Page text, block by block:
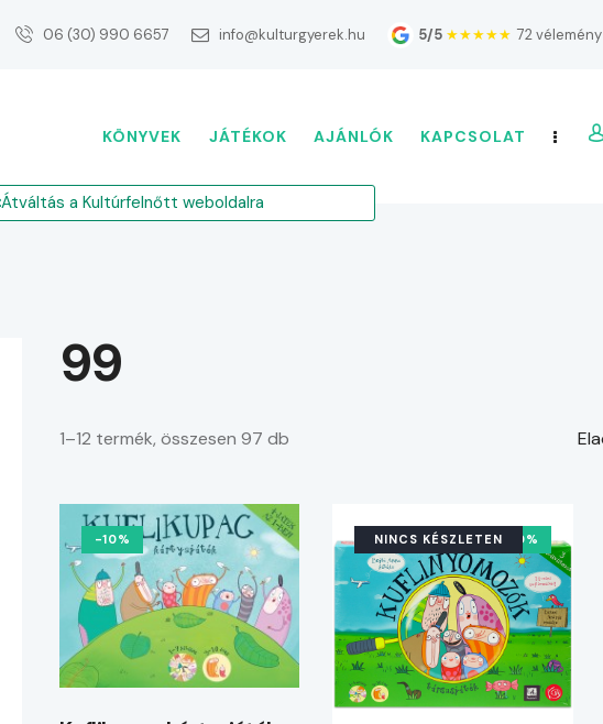
06 (30) 990 6657 info@kulturgyerek.hu 5/5 ★★★★★ 72 vélemény
KÖNYVEK JÁTÉKOK AJÁNLÓK KAPCSOLAT
Átváltás a Kultúrfelnőtt weboldalra
99
1–12 termék, összesen 97 db
-10% NINCS KÉSZLETEN -10%